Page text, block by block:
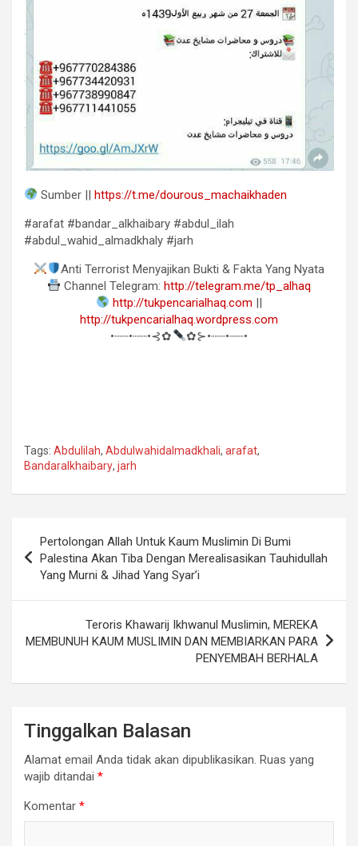
Sumber ||https://t.me/dourous_machaikhaden
#arafat #bandar_alkhaibary #abdul_ilah
#abdul_wahid_almadkhaly #jarh
Anti Terrorist Menyajikan Bukti & Fakta Yang Nyata
Channel Telegram:http://telegram.me/tp_alhaq
http://tukpencarialhaq.com ||
http://tukpencarialhaq.wordpress.com
•┈┈•┈┈•⊰✿
✿⊱•┈┈•┈┈•
Tags: Abdulilah, Abdulwahidalmadkhali, arafat,
Bandaralkhaibary, jarh
pos
Pertolongan Allah Untuk Kaum Muslimin Di Bumi
Palestina Akan Tiba Dengan Merealisasikan Tauhidullah
Yang Murni & Jihad Yang Syar’i
Teroris Khawarij Ikhwanul Muslimin, MEREKA
MEMBUNUH KAUM MUSLIMIN DAN MEMBIARKAN PARA
PENYEMBAH BERHALA
Tinggalkan Balasan
Alamat email Anda tidak akan dipublikasikan. Ruas yang
wajib ditandai *
Komentar *